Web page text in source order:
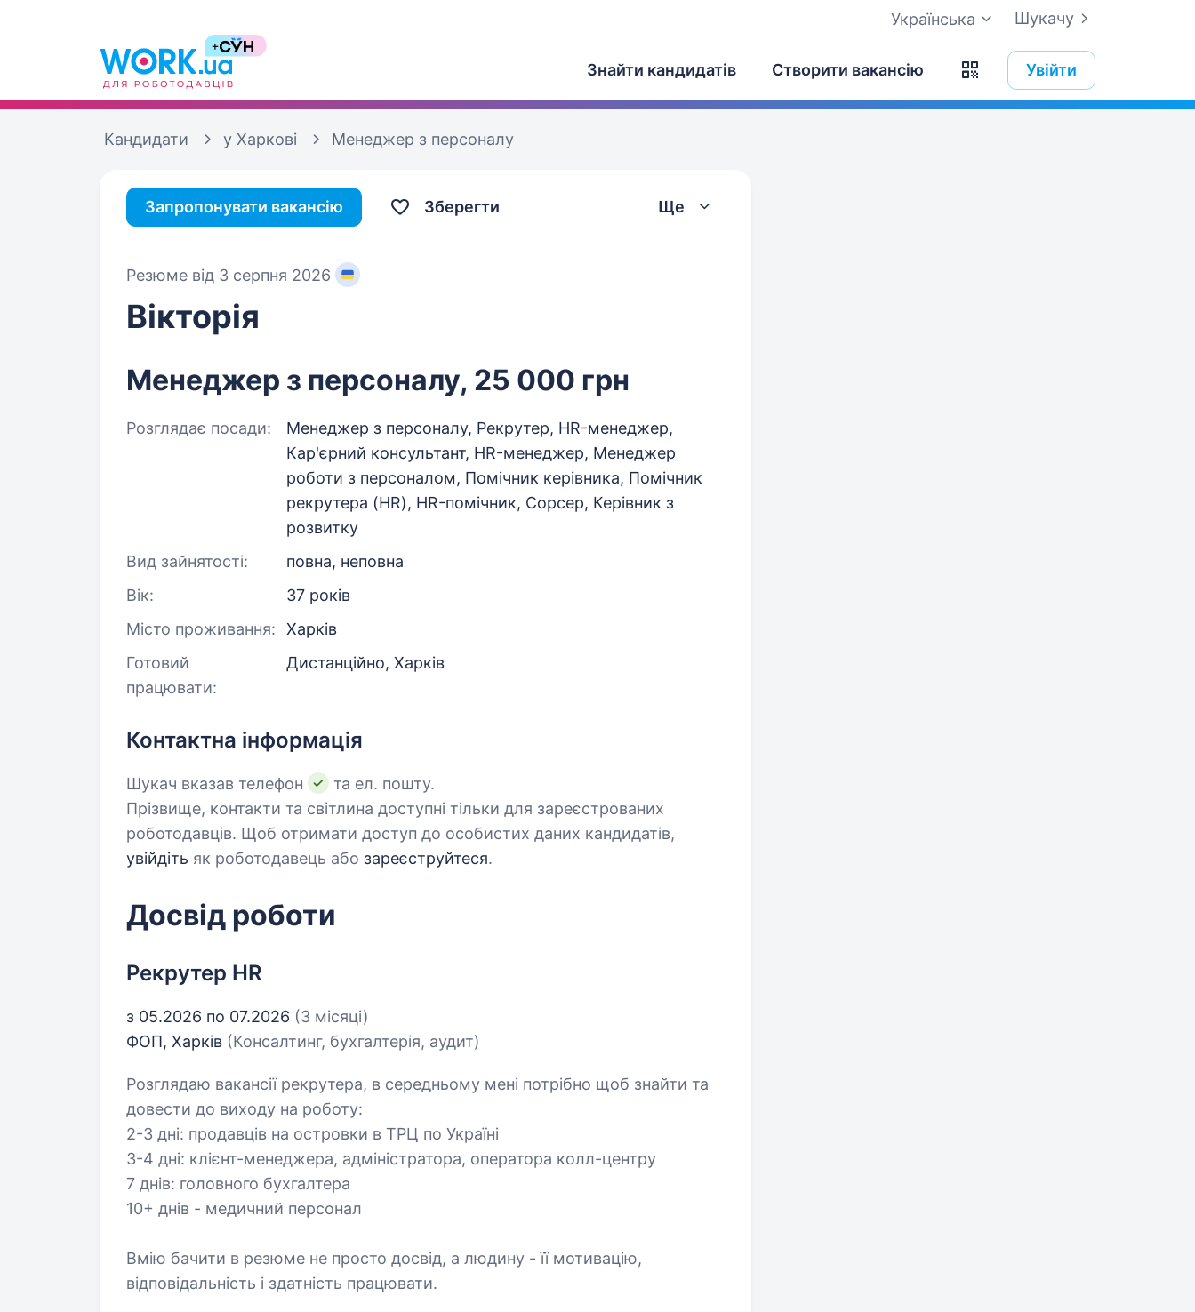
Шукачу
Українська
Знайти кандидатів Створити вакансію Увійти
Кандидати у Харкові Менеджер з персоналу
Запропонувати вакансію Зберегти Ще
Резюме від 3 серпня 2026
Вікторія
Менеджер з персоналу, 25 000 грн
Розглядає посади:
Менеджер з персоналу, Рекрутер, HR-менеджер,
Кар'єрний консультант, HR-менеджер, Менеджер
роботи з персоналом, Помічник керівника, Помічник
рекрутера (HR), HR-помічник, Сорсер, Керівник з
розвитку
Вид зайнятості:
повна, неповна
Вік:
37 років
Місто проживання:
Харків
Готовий
працювати:
Дистанційно, Харків
Контактна інформація
Шукач вказав телефон
та ел. пошту.
Прізвище, контакти та світлина доступні тільки для зареєстрованих
роботодавців. Щоб отримати доступ до особистих даних кандидатів,
увійдіть як роботодавець або зареєструйтеся.
Досвід роботи
Рекрутер HR
з 05.2026 по 07.2026 (3 місяці)
ФОП, Харків (Консалтинг, бухгалтерія, аудит)
Розглядаю вакансії рекрутера, в середньому мені потрібно щоб знайти та
довести до виходу на роботу:
2-3 дні: продавців на островки в ТРЦ по Україні
3-4 дні: клієнт-менеджера, адміністратора, оператора колл-центру
7 днів: головного бухгалтера
10+ днів - медичний персонал
Вмію бачити в резюме не просто досвід, а людину - її мотивацію,
відповідальність і здатність працювати.